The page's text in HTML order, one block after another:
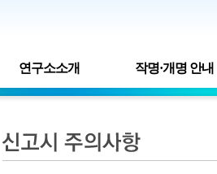
연구소소개 작명·개명 안내